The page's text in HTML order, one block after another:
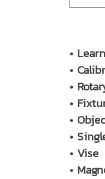
•
•
•
•
•
•
• Vise
•